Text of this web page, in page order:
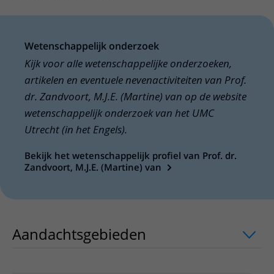
Wetenschappelijk onderzoek
Kijk voor alle wetenschappelijke onderzoeken,
artikelen en eventuele nevenactiviteiten van Prof.
dr. Zandvoort, M.J.E. (Martine) van op de website
wetenschappelijk onderzoek van het UMC
Utrecht (in het Engels).
Bekijk het wetenschappelijk profiel van Prof. dr.
Zandvoort, M.J.E. (Martine) van
Aandachtsgebieden uitklapper, klik